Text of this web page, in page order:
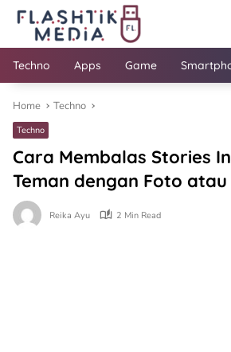
Skip
content
Techno Apps Game
Home Techno
Techno
Cara Membalas Stories
Teman dengan Foto atau
Reika Ayu 2 Min Read